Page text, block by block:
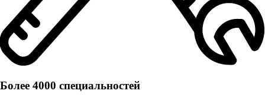
Более 4000 специальностей